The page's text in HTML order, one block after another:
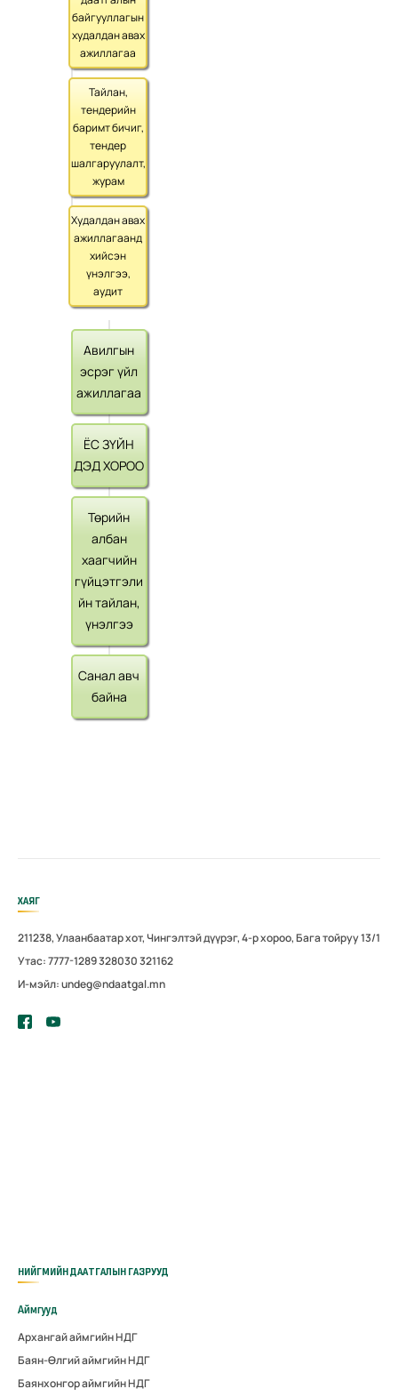
байгууллагын
худалдан авах
ажиллагаа
Тайлан,
тендерийн
баримт бичиг,
тендер
шалгаруулалт,
журам
Худалдан авах
ажиллагаанд
хийсэн
үнэлгээ,
аудит
Авилгын
эсрэг үйл
ажиллагаа
ЁС ЗҮЙН
ДЭД ХОРОО
Төрийн
албан
хаагчийн
гүйцэтгэли
йн тайлан,
үнэлгээ
Санал авч
байна
ХАЯГ
211238, Улаанбаатар хот, Чингэлтэй дүүрэг, 4-р хороо, Бага тойруу 13/1
Утас: 7777-1289 328030 321162
И-мэйл: undeg@ndaatgal.mn
НИЙГМИЙН ДААТГАЛЫН ГАЗРУУД
Аймгууд
Архангай аймгийн НДГ
Баян-Өлгий аймгийн НДГ
Баянхонгор аймгийн НДГ